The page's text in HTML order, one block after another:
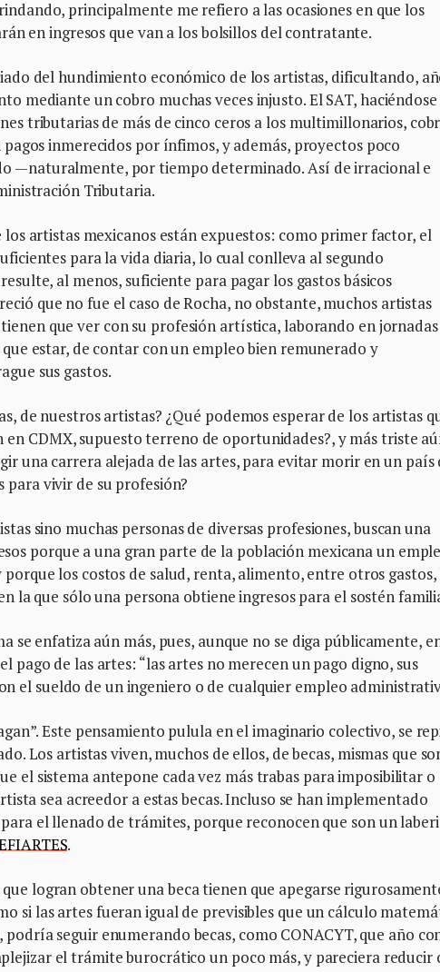
principalmente me refiero a las ocasiones en que los
en ingresos que van a los bolsillos del contratante.
del hundimiento económico de los artistas, dificultando,
mediante un cobro muchas veces injusto. El SAT,
tributarias de más de cinco ceros a los multimillonarios,
inmerecidos por ínfimos, y además, proyectos poco
—naturalmente, por tiempo determinado. Así de irracional e
Tributaria.
artistas mexicanos están expuestos: como primer factor, el
para la vida diaria, lo cual conlleva al segundo
al menos, suficiente para pagar los gastos básicos
que no fue el caso de Rocha, no obstante, muchos artistas
que ver con su profesión artística, laborando en
estar, de contar con un empleo bien remunerado y
sus gastos.
de nuestros artistas? ¿Qué podemos esperar de los artistas
CDMX, supuesto terreno de oportunidades?, y más triste
una carrera alejada de las artes, para evitar morir en un país
para vivir de su profesión?
sino muchas personas de diversas profesiones, buscan una
porque a una gran parte de la población mexicana un
los costos de salud, renta, alimento, entre otros gastos,
la que sólo una persona obtiene ingresos para el sostén
se enfatiza aún más, pues, aunque no se diga públicamente,
pago de las artes: “las artes no merecen un pago digno, sus
el sueldo de un ingeniero o de cualquier empleo
Este pensamiento pulula en el imaginario colectivo, se
Los artistas viven, muchos de ellos, de becas, mismas que
el sistema antepone cada vez más trabas para imposibilitar o
sea acreedor a estas becas. Incluso se han implementado
el llenado de trámites, porque reconocen que son un
.
logran obtener una beca tienen que apegarse
si las artes fueran igual de previsibles que un cálculo
seguir enumerando becas, como CONACYT, que año
el trámite burocrático un poco más, y pareciera reducir